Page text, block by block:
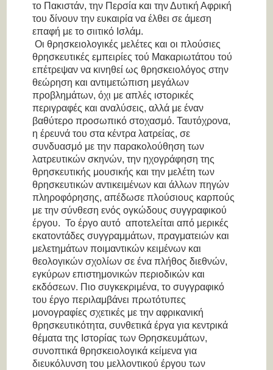
το Πακιστάν, την Περσία και την Δυτική Αφρική
του δίνουν την ευκαιρία να έλθει σε άμεση
επαφή με το σιιτικό Ισλάμ.
Οι θρησκειολογικές μελέτες και οι πλούσιες
θρησκευτικές εμπειρίες τού Μακαριωτάτου τού
επέτρεψαν να κινηθεί ως θρησκειολόγος στην
θεώρηση και αντιμετώπιση μεγάλων
προβλημάτων, όχι με απλές ιστορικές
περιγραφές και αναλύσεις, αλλά με έναν
βαθύτερο προσωπικό στοχασμό. Ταυτόχρονα,
η έρευνά του στα κέντρα λατρείας, σε
συνδυασμό με την παρακολούθηση των
λατρευτικών σκηνών, την ηχογράφηση της
θρησκευτικής μουσικής και την μελέτη των
θρησκευτικών αντικειμένων και άλλων πηγών
πληροφόρησης, απέδωσε πλούσιους καρπούς
με την σύνθεση ενός ογκώδους συγγραφικού
έργου. Το έργο αυτό αποτελείται από μερικές
εκατοντάδες συγγραμμάτων, πραγματειών και
μελετημάτων ποιμαντικών κειμένων και
θεολογικών σχολίων σε ένα πλήθος διεθνών,
εγκύρων επιστημονικών περιοδικών και
εκδόσεων. Πιο συγκεκριμένα, το συγγραφικό
του έργο περιλαμβάνει πρωτότυπες
μονογραφίες σχετικές με την αφρικανική
θρησκευτικότητα, συνθετικά έργα για κεντρικά
θέματα της Ιστορίας των Θρησκευμάτων,
συνοπτικά θρησκειολογικά κείμενα για
διευκόλυνση του μελλοντικού έργου των